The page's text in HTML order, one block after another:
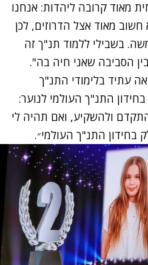
מאוד קרובה ליהדות: אנחנו
חשוב מאוד אצל הדרוזים, לכן
בשבילי ללמוד תנ"ך זה
הסביבה שאני חיה בה".
עתיד בלימודי התנ"ך
התנ"ך העולמי לנוער:
ולהשקיע, ואם תהיה לי
התנ"ך העולמי״.